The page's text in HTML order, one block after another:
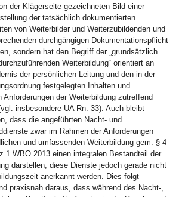
der Klägerseite gezeichneten Bild einer
der tatsächlich dokumentierten
von Weiterbilder und Weiterzubildenden und
durchgängigen Dokumentationspflicht
sondern hat den Begriff der „grundsätzlich
Weiterbildung“ orientiert an
der persönlichen Leitung und den in der
festgelegten Inhalten und
Anforderungen der Weiterbildung zutreffend
insbesondere UA Rn. 33). Auch bleibt
dass die angeführten Nacht- und
zwar im Rahmen der Anforderungen
und umfassenden Weiterbildung gem. § 4
1 WBO 2013 einen integralen Bestandteil der
darstellen, diese Dienste jedoch gerade nicht
anerkannt werden. Dies folgt
praxisnah daraus, dass während des Nacht-,